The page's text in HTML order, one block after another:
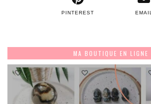
PINTEREST EMAIL
MA BOUTIQUE EN LIGNE